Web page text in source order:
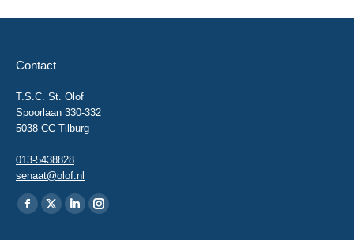
Contact
T.S.C. St. Olof
Spoorlaan 330-332
5038 CC Tilburg
013-5438828
senaat@olof.nl
Vind ons op:
Facebook
X
LinkedinInstagram